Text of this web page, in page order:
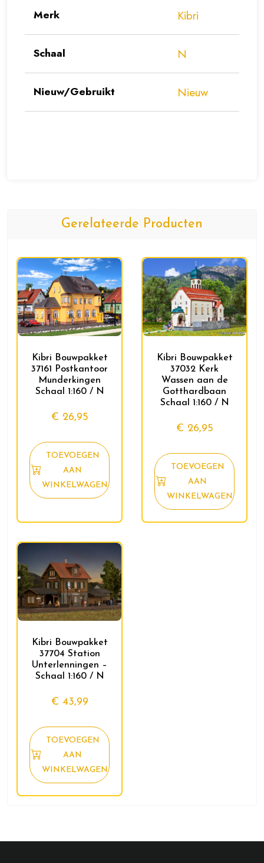
Merk Kibri
Schaal N
Nieuw/Gebruikt Nieuw
Gerelateerde Producten
Kibri Bouwpakket
37161 Postkantoor
Munderkingen
Schaal 1:160 / N
€ 26,95
TOEVOEGEN
AAN
WINKELWAGEN
Kibri Bouwpakket
37032 Kerk
Wassen aan de
Gotthardbaan
Schaal 1:160 / N
€ 26,95
TOEVOEGEN
AAN
WINKELWAGEN
Kibri Bouwpakket
37704 Station
Unterlenningen –
Schaal 1:160 / N
€ 43,99
TOEVOEGEN
AAN
WINKELWAGEN